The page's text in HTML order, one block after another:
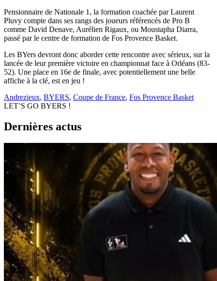
Pensionnaire de Nationale 1, la formation coachée par Laurent
Pluvy compte dans ses rangs des joueurs référencés de Pro B
comme David Denave, Aurélien Rigaux, ou Moustapha Diarra,
passé par le centre de formation de Fos Provence Basket.
Les BYers devront donc aborder cette rencontre avec sérieux, sur la
lancée de leur première victoire en championnat face à Orléans (83-
52). Une place en 16e de finale, avec potentiellement une belle
affiche à la clé, est en jeu !
Andrezieux, BYERS, Coupe de France, Fos Provence Basket
LET’S GO BYERS !
Dernières actus